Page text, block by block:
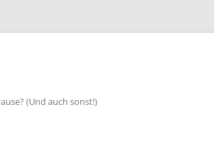
(Und auch sonst!)